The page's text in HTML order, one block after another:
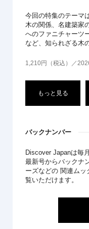
今回の特集のテーマ
木の関係、名建築家
へのファニチャーツ
など、知られざる木
1,210円（税込）／
もっと見る
バックナンバー
Discover Japanは毎
最新号からバックナ
ーズなどの 関連ム
覧いただけます。